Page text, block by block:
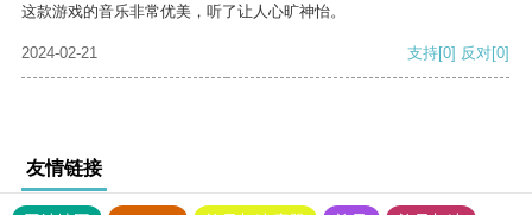
这款游戏的音乐非常优美，听了让人心旷神怡。
2024-02-21 支持[0] 反对[0]
友情链接